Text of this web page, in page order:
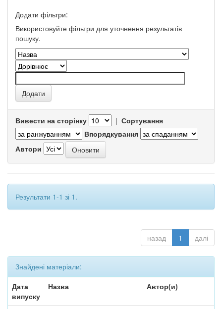
Додати фільтри:
Використовуйте фільтри для уточнення результатів
пошуку.
Вивести на сторінку | Сортування
Впорядкування
Автори
Результати 1-1 зі 1.
назад 1 далі
Знайдені матеріали:
Дата
випуску
Назва Автор(и)